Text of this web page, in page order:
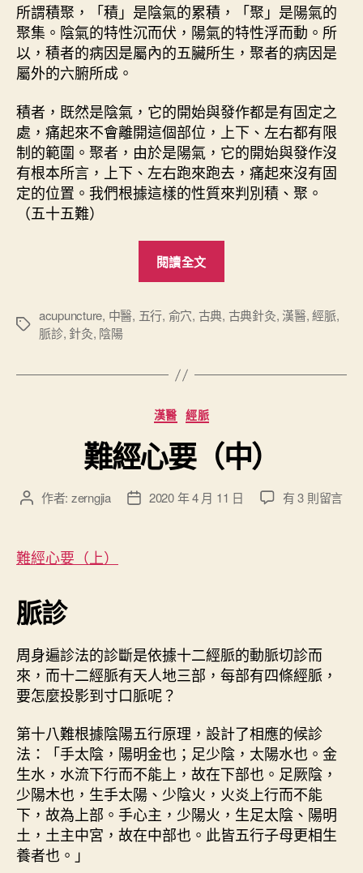
所謂積聚，「積」是陰氣的累積，「聚」是陽氣的
聚集。陰氣的特性沉而伏，陽氣的特性浮而動。所
以，積者的病因是屬內的五臟所生，聚者的病因是
屬外的六腑所成。
積者，既然是陰氣，它的開始與發作都是有固定之
處，痛起來不會離開這個部位，上下、左右都有限
制的範圍。聚者，由於是陽氣，它的開始與發作沒
有根本所言，上下、左右跑來跑去，痛起來沒有固
定的位置。我們根據這樣的性質來判別積、聚。
（五十五難）
閱讀全文
心
下
標
acupuncture, 中醫, 五行, 俞穴, 古典, 古典針灸, 漢醫,經脈,
脈診, 針灸, 陰陽
分
類
漢醫 經脈
難經心要（中）
文
者
作者: zerngjia
文 2020 年 4 月 11 日
在
〉
中
有 3 則留言
難經心要（上）
脈診
周身遍診法的診斷是依據十二經脈的動脈切診而
來，而十二經脈有天人地三部，每部有四條經脈，
要怎麼投影到寸口脈呢？
第十八難根據陰陽五行原理，設計了相應的候診
法：「手太陰，陽明金也；足少陰，太陽水也。金
生水，水流下行而不能上，故在下部也。足厥陰，
少陽木也，生手太陽、少陰火，火炎上行而不能
下，故為上部。手心主，少陽火，生足太陰、陽明
土，土主中宮，故在中部也。此皆五行子母更相生
養者也。」